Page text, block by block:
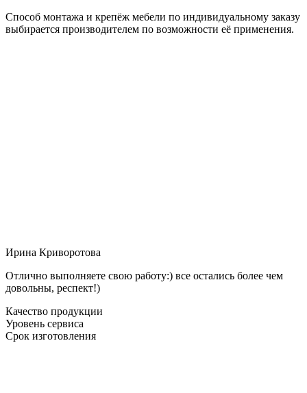
Способ монтажа и крепёж мебели по индивидуальному заказу
выбирается производителем по возможности её применения.
Ирина Криворотова
Отлично выполняете свою работу:) все остались более чем
довольны, респект!)
Качество продукции
Уровень сервиса
Срок изготовления